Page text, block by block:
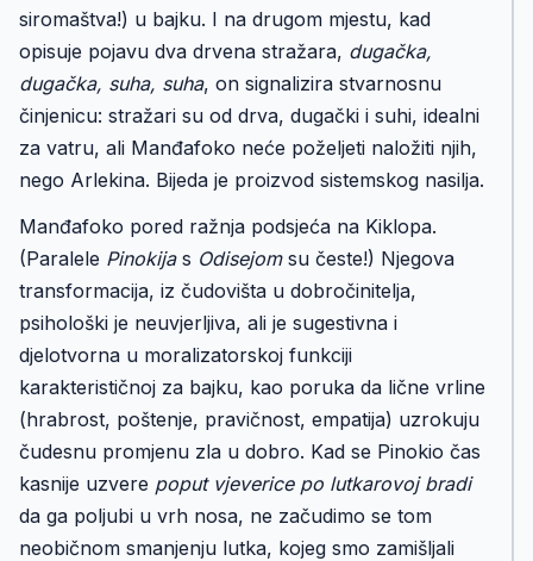
siromaštva!) u bajku. I na drugom mjestu, kad
opisuje pojavu dva drvena stražara, dugačka,
dugačka, suha, suha, on signalizira stvarnosnu
činjenicu: stražari su od drva, dugački i suhi, idealni
za vatru, ali Manđafoko neće poželjeti naložiti njih,
nego Arlekina. Bijeda je proizvod sistemskog nasilja.
Manđafoko pored ražnja podsjeća na Kiklopa.
(Paralele Pinokijas Odisejomsu česte!) Njegova
transformacija, iz čudovišta u dobročinitelja,
psihološki je neuvjerljiva, ali je sugestivna i
djelotvorna u moralizatorskoj funkciji
karakterističnoj za bajku, kao poruka da lične vrline
(hrabrost, poštenje, pravičnost, empatija) uzrokuju
čudesnu promjenu zla u dobro. Kad se Pinokio čas
kasnije uzvere poput vjeverice po lutkarovoj bradi
da ga poljubi u vrh nosa, ne začudimo se tom
neobičnom smanjenju lutka, kojeg smo zamišljali